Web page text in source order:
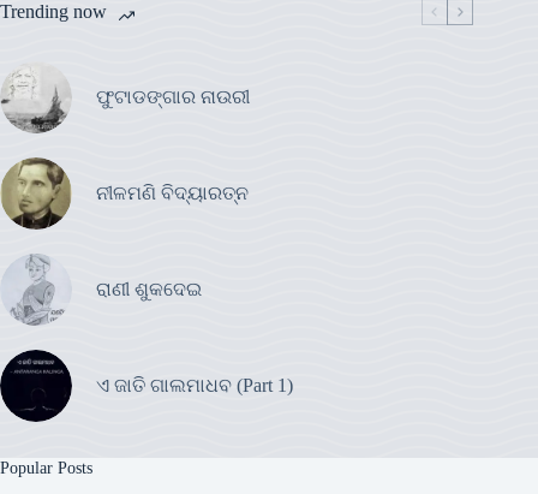
Trending now
ଫୁଟାଡଙ୍ଗାର ନାଉରୀ
ନୀଳମଣି ବିଦ୍ୟାରତ୍ନ
ରାଣୀ ଶୁକଦେଇ
ଏ ଜାତି ଗାଲମାଧବ (Part 1)
Popular Posts